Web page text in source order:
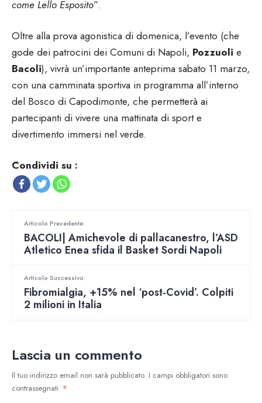
come Lello Esposito”.
Oltre alla prova agonistica di domenica, l’evento (che
gode dei patrocini dei Comuni di Napoli, Pozzuoli e
Bacoli), vivrà un’importante anteprima sabato 11 marzo,
con una camminata sportiva in programma all’interno
del Bosco di Capodimonte, che permetterà ai
partecipanti di vivere una mattinata di sport e
divertimento immersi nel verde.
Condividi su :
Articolo Precedente:
BACOLI| Amichevole di pallacanestro, l’ASD
Atletico Enea sfida il Basket Sordi Napoli
Articolo Successivo:
Fibromialgia, +15% nel ‘post-Covid’. Colpiti
2 milioni in Italia
Lascia un commento
Il tuo indirizzo email non sarà pubblicato. I campi obbligatori sono
contrassegnati *